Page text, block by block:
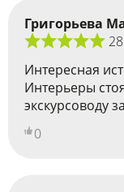
Григорьева
Интересная
Интерьеры
экскурсоводу
0